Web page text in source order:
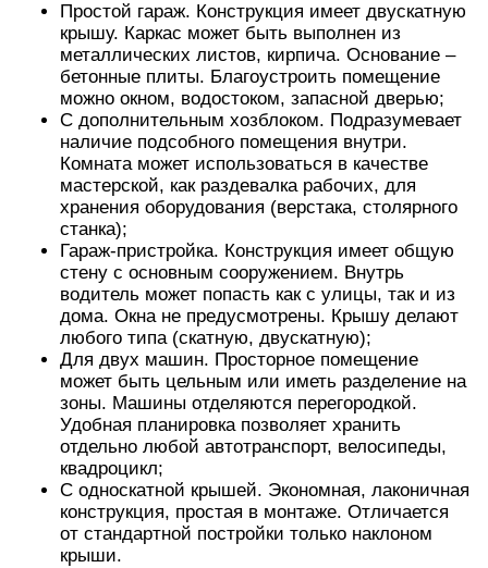
Простой гараж. Конструкция имеет двускатную
крышу. Каркас может быть выполнен из
металлических листов, кирпича. Основание –
бетонные плиты. Благоустроить помещение
можно окном, водостоком, запасной дверью;
С дополнительным хозблоком. Подразумевает
наличие подсобного помещения внутри.
Комната может использоваться в качестве
мастерской, как раздевалка рабочих, для
хранения оборудования (верстака, столярного
станка);
Гараж-пристройка. Конструкция имеет общую
стену с основным сооружением. Внутрь
водитель может попасть как с улицы, так и из
дома. Окна не предусмотрены. Крышу делают
любого типа (скатную, двускатную);
Для двух машин. Просторное помещение
может быть цельным или иметь разделение на
зоны. Машины отделяются перегородкой.
Удобная планировка позволяет хранить
отдельно любой автотранспорт, велосипеды,
квадроцикл;
С односкатной крышей. Экономная, лаконичная
конструкция, простая в монтаже. Отличается
от стандартной постройки только наклоном
крыши.